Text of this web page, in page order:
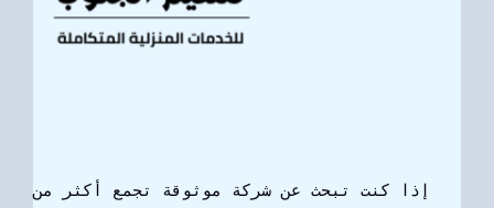
إذا كنت تبحث عن شركة موثوقة تجمع أكثر من